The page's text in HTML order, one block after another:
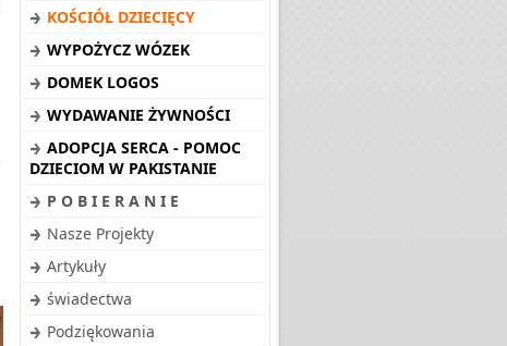
KOŚCIÓŁ DZIECIĘCY
WYPOŻYCZ WÓZEK
DOMEK LOGOS
WYDAWANIE ŻYWNOŚCI
ADOPCJA SERCA - POMOC
DZIECIOM W PAKISTANIE
P O B I E R A N I E
Nasze Projekty
Artykuły
świadectwa
Podziękowania